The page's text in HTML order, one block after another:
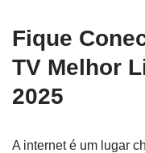
Fique
TV Melhor
2025
A internet é um lugar